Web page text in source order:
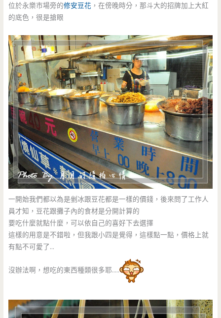
位於永樂市場旁的修安豆花 ，在傍晚時分，那斗大的招牌加上大紅
的底色，很是搶眼
一開始我們都以為是剉冰跟豆花都是一樣的價錢，後來問了工作人
員才知，豆花跟攤子內的食材是分開計算的
要吃什麼就點什麼，可以依自己的喜好下去選擇
這樣的用意是不錯啦，但我跟小四是覺得，這樣點一點，價格上就
有點不可愛了…
沒辦法啊，想吃的東西種類很多耶…..